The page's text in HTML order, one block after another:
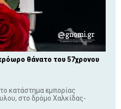
θάνατο του 57χρονου
κατάστημα εμπορίας
στο δρόμο Χαλκίδας-